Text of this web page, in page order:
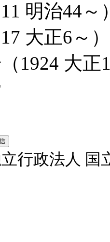
明治44～
大正6～）
1924 大正
行政法人 国